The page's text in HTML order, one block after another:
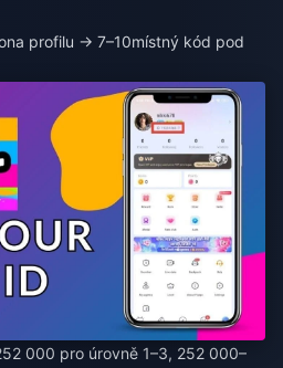
profilu → 7–10místný kód pod
000 pro úrovně 1–3, 252 000–